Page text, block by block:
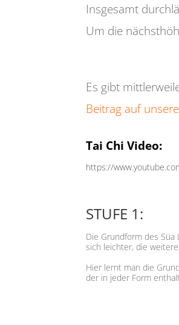
Insgesamt
Um die
Es gibt
Beitrag auf
Tai Chi Video:
https://
STUFE 1:
Die Grundform des
sich leichter, die
Hier lernt man die
der in jeder Form